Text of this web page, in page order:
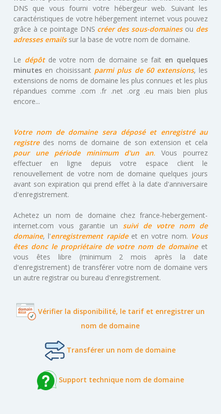
DNS que vous fourni votre hébergeur web. Suivant les
caractéristiques de votre hébergement internet vous pouvez
grâce à ce pointage DNS créer des sous-domainesou des
adresses emailssur la base de votre nom de domaine.
Le dépôtde votre nom de domaine se fait en quelques
minutesen choisissant parmi plus de 60 extensions, les
extensions de noms de domaine les plus connues et les plus
répandues comme .com .fr .net .org .eu mais bien plus
encore...
Votre nom de domaine sera déposé et enregistré au
registredes noms de domaine de son extension et cela
pour une période minimum d'un an. Vous pourrez
effectuer en ligne depuis votre espace client le
renouvellement de votre nom de domaine quelques jours
avant son expiration qui prend effet à la date d'anniversaire
d'enregistrement.
Achetez un nom de domaine chez france-hebergement-
internet.com vous garantie un suivi de votre nom de
domaine, l'enregistrement rapideet en votre nom. Vous
êtes donc le propriétaire de votre nom de domaineet
vous êtes libre (minimum 2 mois après la date
d'enregistrement) de transférer votre nom de domaine vers
un autre registrar ou bureau d'enregistrement.
Vérifier la disponibilité, le tarif et enregistrer un
nom de domaine
Transférer un nom de domaine
Support technique nom de domaine